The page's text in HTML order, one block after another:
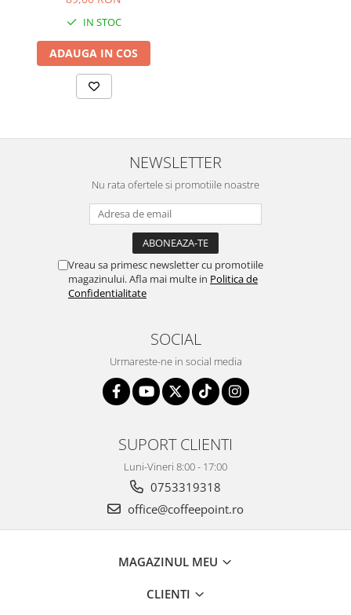
IN STOC
ADAUGA IN COS
NEWSLETTER
Nu rata ofertele si promotiile noastre
Vreau sa primesc newsletter cu promotiile
magazinului. Afla mai multe in Politica de
Confidentialitate
SOCIAL
Urmareste-ne in social media
SUPORT CLIENTI
Luni-Vineri 8:00 - 17:00
0753319318
office@coffeepoint.ro
MAGAZINUL MEU
CLIENTI